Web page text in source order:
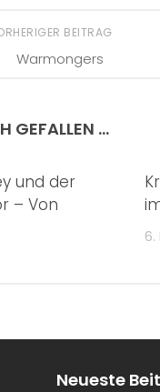
BEITRAG
Warmongers
GEFALLEN …
und der
– Von
6.
Neueste